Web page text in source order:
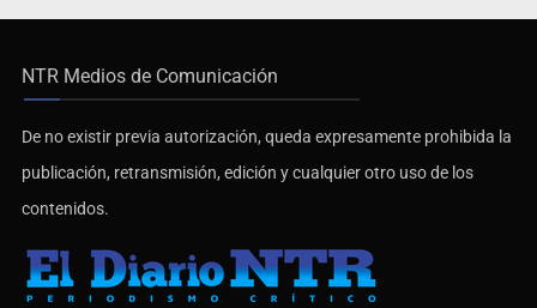
NTR Medios de Comunicación
De no existir previa autorización, queda expresamente prohibida la
publicación, retransmisión, edición y cualquier otro uso de los
contenidos.